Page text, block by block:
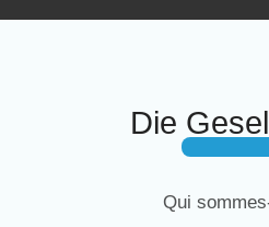
Die
Qui